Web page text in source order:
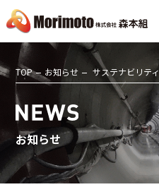
TOP お知らせ サステナビリティ
お知らせ